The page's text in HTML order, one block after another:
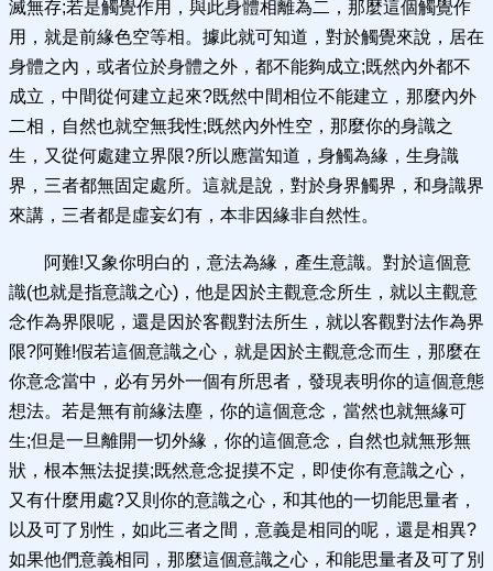
滅無存;若是觸覺作用，與此身體相離為二，那麼這個觸覺作
用，就是前緣色空等相。據此就可知道，對於觸覺來說，居在
身體之內，或者位於身體之外，都不能夠成立;既然內外都不
成立，中間從何建立起來?既然中間相位不能建立，那麼內外
二相，自然也就空無我性;既然內外性空，那麼你的身識之
生，又從何處建立界限?所以應當知道，身觸為緣，生身識
界，三者都無固定處所。這就是說，對於身界觸界，和身識界
來講，三者都是虛妄幻有，本非因緣非自然性。
阿難!又象你明白的，意法為緣，產生意識。對於這個意
識(也就是指意識之心)，他是因於主觀意念所生，就以主觀意
念作為界限呢，還是因於客觀對法所生，就以客觀對法作為界
限?阿難!假若這個意識之心，就是因於主觀意念而生，那麼在
你意念當中，必有另外一個有所思者，發現表明你的這個意態
想法。若是無有前緣法塵，你的這個意念，當然也就無緣可
生;但是一旦離開一切外緣，你的這個意念，自然也就無形無
狀，根本無法捉摸;既然意念捉摸不定，即使你有意識之心，
又有什麼用處?又則你的意識之心，和其他的一切能思量者，
以及可了別性，如此三者之間，意義是相同的呢，還是相異?
如果他們意義相同，那麼這個意識之心，和能思量者及可了別